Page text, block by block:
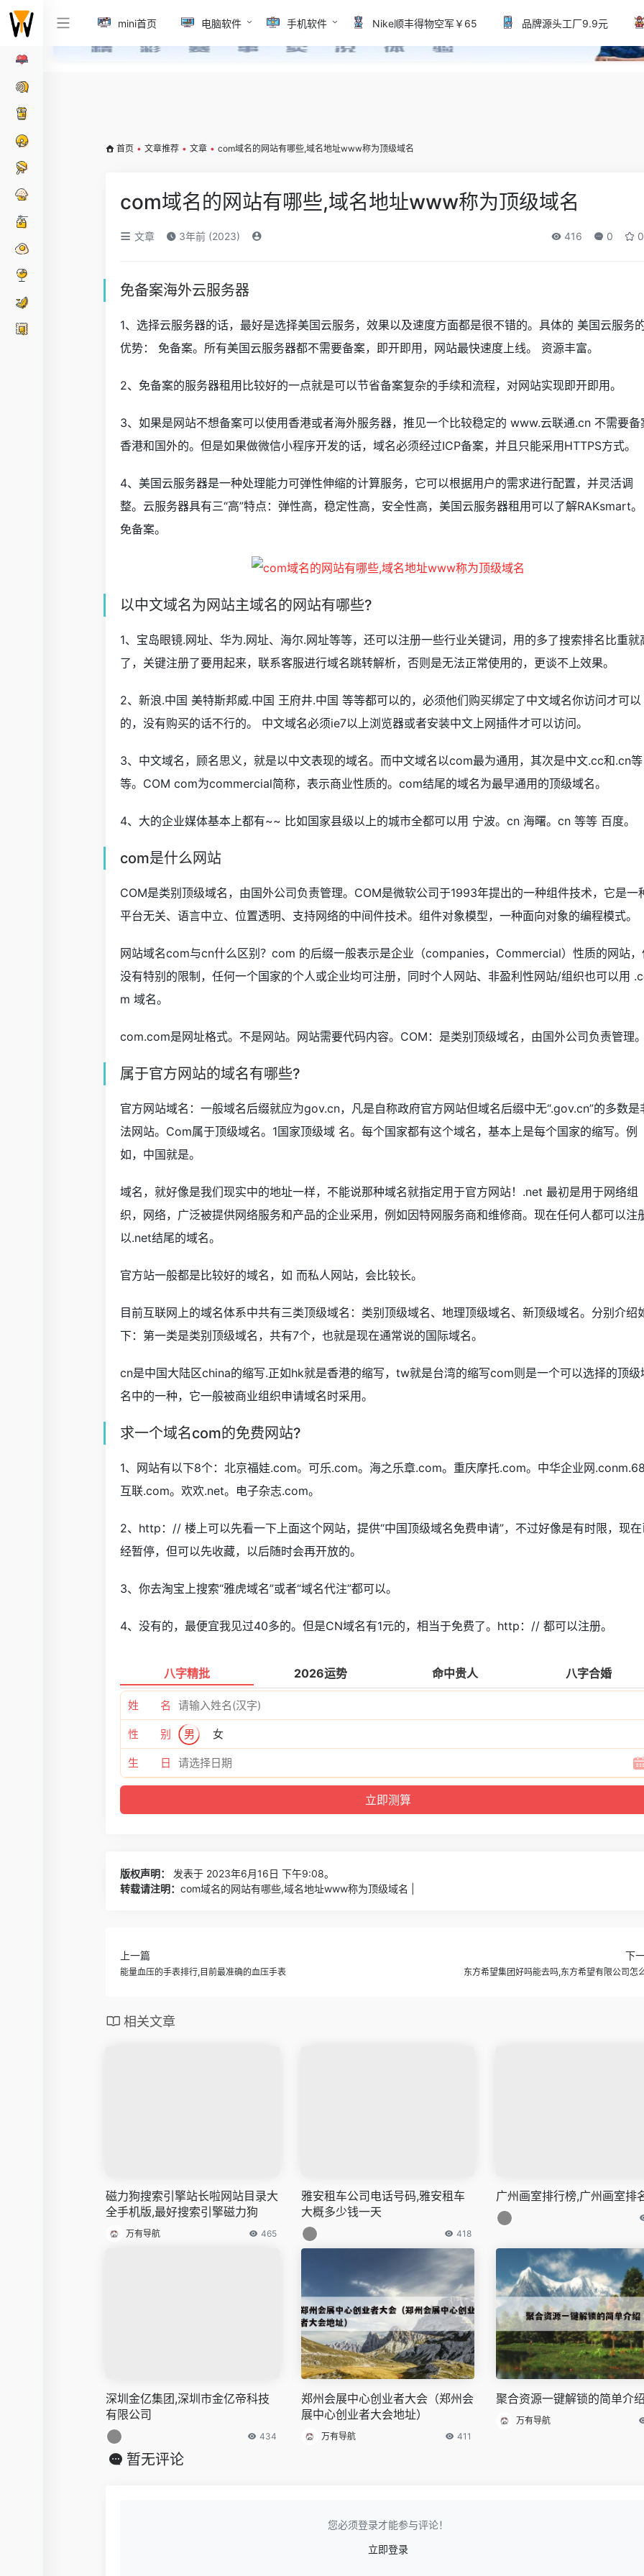
mini首页 电脑软件 手机软件 Nike顺丰得物空军￥65 品牌源头工厂9.9元
首页 • 文章推荐 • 文章 • com域名的网站有哪些,域名地址www称为顶级域名
com域名的网站有哪些,域名地址www称为顶级域名
文章 3年前 (2023) 416 0 0
免备案海外云服务器
1、选择云服务器的话，最好是选择美国云服务，效果以及速度方面都是很不错的。具体的 美国云服务
优势： 免备案。所有美国云服务器都不需要备案，即开即用，网站最快速度上线。 资源丰富。
2、免备案的服务器租用比较好的一点就是可以节省备案复杂的手续和流程，对网站实现即开即用。
3、如果是网站不想备案可以使用香港或者海外服务器，推见一个比较稳定的 www.云联通.cn 不需要备
香港和国外的。但是如果做微信小程序开发的话，域名必须经过ICP备案，并且只能采用HTTPS方式。
4、美国云服务器是一种处理能力可弹性伸缩的计算服务，它可以根据用户的需求进行配置，并灵活调
整。云服务器具有三“高”特点：弹性高，稳定性高，安全性高，美国云服务器租用可以了解RAKsmart。
免备案。
以中文域名为网站主域名的网站有哪些?
1、宝岛眼镜.网址、华为.网址、海尔.网址等等，还可以注册一些行业关键词，用的多了搜索排名比重就
了，关键注册了要用起来，联系客服进行域名跳转解析，否则是无法正常使用的，更谈不上效果。
2、新浪.中国 美特斯邦威.中国 王府井.中国 等等都可以的，必须他们购买绑定了中文域名你访问才可以
的，没有购买的话不行的。 中文域名必须ie7以上浏览器或者安装中文上网插件才可以访问。
3、中文域名，顾名思义，就是以中文表现的域名。而中文域名以com最为通用，其次是中文.cc和.cn等
等。COM com为commercial简称，表示商业性质的。com结尾的域名为最早通用的顶级域名。
4、大的企业媒体基本上都有~~ 比如国家县级以上的城市全都可以用 宁波。cn 海曙。cn 等等 百度。
com是什么网站
COM是类别顶级域名，由国外公司负责管理。COM是微软公司于1993年提出的一种组件技术，它是一
平台无关、语言中立、位置透明、支持网络的中间件技术。组件对象模型，一种面向对象的编程模式。
网站域名com与cn什么区别？com 的后缀一般表示是企业（companies，Commercial）性质的网站，
没有特别的限制，任何一个国家的个人或企业均可注册，同时个人网站、非盈利性网站/组织也可以用
m 域名。
com.com是网址格式。不是网站。网站需要代码内容。COM：是类别顶级域名，由国外公司负责管理。
属于官方网站的域名有哪些?
官方网站域名：一般域名后缀就应为gov.cn，凡是自称政府官方网站但域名后缀中无“.gov.cn”的多数是
法网站。Com属于顶级域名。1国家顶级域 名。每个国家都有这个域名，基本上是每个国家的缩写。例
如，中国就是。
域名，就好像是我们现实中的地址一样，不能说那种域名就指定用于官方网站！.net 最初是用于网络组
织，网络，广泛被提供网络服务和产品的企业采用，例如因特网服务商和维修商。现在任何人都可以注
以.net结尾的域名。
官方站一般都是比较好的域名，如 而私人网站，会比较长。
目前互联网上的域名体系中共有三类顶级域名：类别顶级域名、地理顶级域名、新顶级域名。分别介绍
下：第一类是类别顶级域名，共有7个，也就是现在通常说的国际域名。
cn是中国大陆区china的缩写.正如hk就是香港的缩写，tw就是台湾的缩写com则是一个可以选择的顶级
名中的一种，它一般被商业组织申请域名时采用。
求一个域名com的免费网站?
1、网站有以下8个：北京福娃.com。可乐.com。海之乐章.com。重庆摩托.com。中华企业网.conm.68
互联.com。欢欢.net。电子杂志.com。
2、http：// 楼上可以先看一下上面这个网站，提供“中国顶级域名免费申请”，不过好像是有时限，现
经暂停，但可以先收藏，以后随时会再开放的。
3、你去淘宝上搜索“雅虎域名”或者“域名代注”都可以。
4、没有的，最便宜我见过40多的。但是CN域名有1元的，相当于免费了。http：// 都可以注册。
八字精批 2026运势 命中贵人 八字合婚
姓 名
性 别 男 女
生 日
版权声明：
发表于 2023年6月16日 下午9:08。
转载请注明： com域名的网站有哪些,域名地址www称为顶级域名 |
上一篇
能量血压的手表排行,目前最准确的血压手表
下
东方希望集团好吗能去吗,东方希望有限公司怎
相关文章
磁力狗搜索引擎站长啦网站目录大
全手机版,最好搜索引擎磁力狗
万有导航 465
雅安租车公司电话号码,雅安租车
大概多少钱一天
418
广州画室排行榜,广州画室排
深圳金亿集团,深圳市金亿帝科技
有限公司
434
郑州会展中心创业者大会（郑州会
展中心创业者大会地址）
万有导航 411
聚合资源一键解锁的简单介绍
万有导航
暂无评论
您必须登录才能参与评论！
立即登录